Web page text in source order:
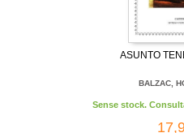
ASUNTO
BALZAC,
Sense stock.